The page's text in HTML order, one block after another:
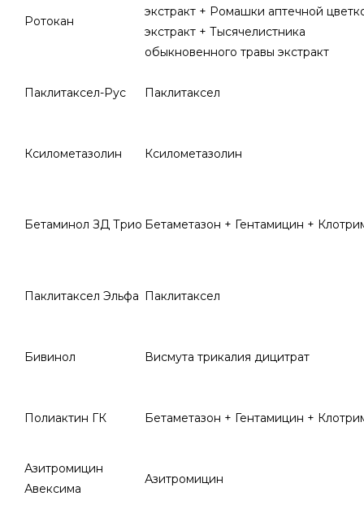
Ротокан
экстракт + Ромашки аптечной
экстракт + Тысячелистника
обыкновенного травы экстракт
Паклитаксел-Рус Паклитаксел
Ксилометазолин Ксилометазолин
Бетаминол ЗД Трио Бетаметазон + Гентамицин +
Паклитаксел Эльфа Паклитаксел
Бивинол Висмута трикалия дицитрат
Полиактин ГК Бетаметазон + Гентамицин +
Азитромицин
Авексима
Азитромицин